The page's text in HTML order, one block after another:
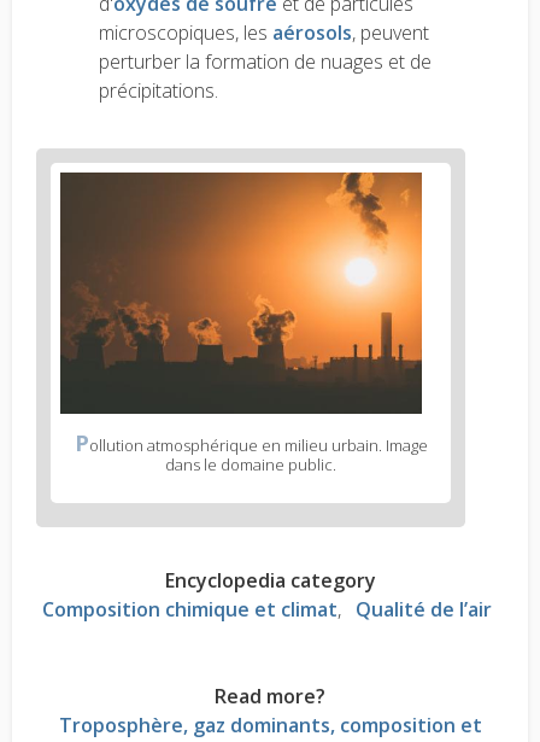
microscopiques, les aérosols, peuvent
perturber la formation de nuages et de
précipitations.
Pollution atmosphérique en milieu urbain. Image
dans le domaine public.
Encyclopedia category
Composition chimique et climat
Qualité de l’air
Read more?
Troposphère, gaz dominants, composition et